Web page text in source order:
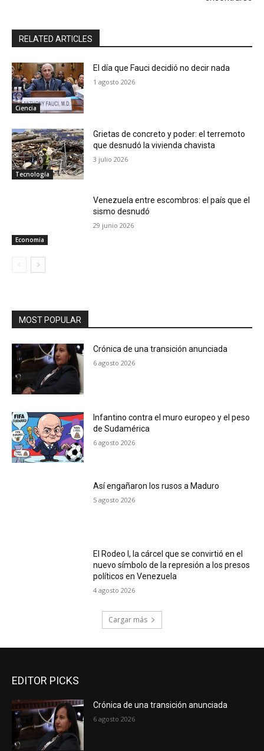
RELATED ARTICLES
Ciencia
El día que Fauci decidió no decir nada
1 agosto 2026
Tecnología
Grietas de concreto y poder: el terremoto
que desnudó la vivienda chavista
3 julio 2026
Economia
Venezuela entre escombros: el país que el
sismo desnudó
29 junio 2026
MOST POPULAR
Crónica de una transición anunciada
6 agosto 2026
Infantino contra el muro europeo y el peso
de Sudamérica
6 agosto 2026
Así engañaron los rusos a Maduro
5 agosto 2026
El Rodeo I, la cárcel que se convirtió en el
nuevo símbolo de la represión a los presos
políticos en Venezuela
4 agosto 2026
Cargar más
EDITOR PICKS
Crónica de una transición anunciada
6 agosto 2026